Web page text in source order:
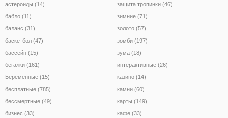
астероиды (14)
бабло (11)
баланс (31)
баскетбол (47)
бассейн (15)
бегалки (161)
Беременные (15)
бесплатные (785)
бессмертные (49)
бизнес (33)
защита тропинки (46)
зимние (71)
золото (57)
зомби (197)
зума (18)
интерактивные (26)
казино (14)
камни (60)
карты (149)
кафе (33)